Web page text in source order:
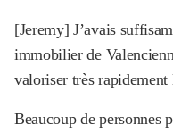
[Jeremy] J’avais
immobilier de
valoriser très rapidement
Beaucoup de personnes